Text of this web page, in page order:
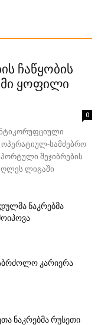
ჩაწყობის
ყოფილი
0
სამძებრო
შეჯიბრების
ლიგაში
ნაკრებმა
კარიერა
ნაკრებმა რუსეთი